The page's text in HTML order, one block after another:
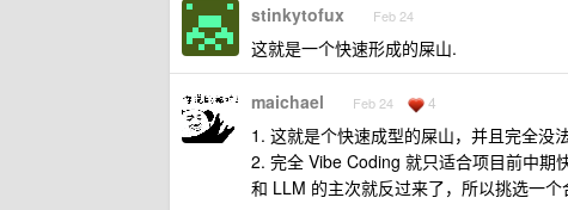
stinkytofux Feb 24
这就是一个快速形成的屎山.
maichael Feb 24 4
1. 这就是个快速成型的屎山，并且完全没
2. 完全 Vibe Coding 就只适合项目前中期
和 LLM 的主次就反过来了，所以挑选一个